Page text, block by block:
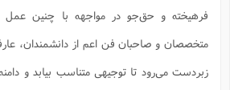
فرهیخته و حق‌جو در مواجهه با چنین عمل
متخصصان و صاحبان فن اعم از دانشمندان،
زبردست می‌رود تا توجیهی متناسب بیابد و